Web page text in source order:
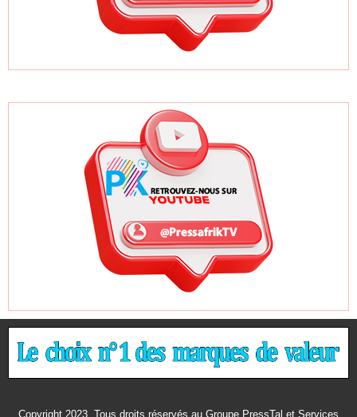
Copyright 2023. Tous droits réservés au Groupe PressTal et Services